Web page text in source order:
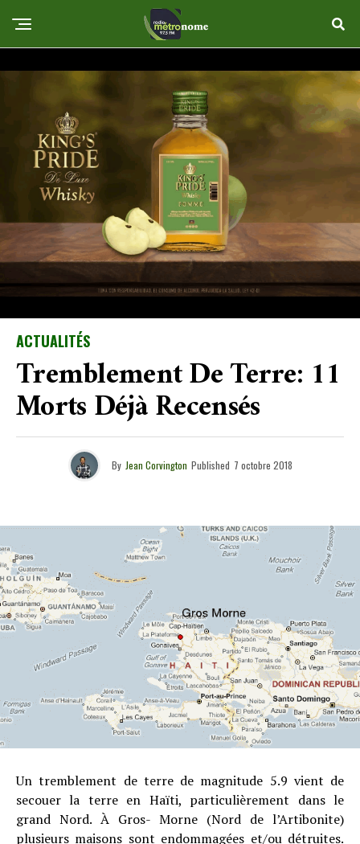
ACTUALITÉS
Tremblement De Terre: 11
Morts Déjà Recensés
By Jean Corvington Published 7 octobre 2018
Un tremblement de terre de magnitude 5.9 vient de
secouer la terre en Haïti, particulièrement dans le
grand Nord. À Gros- Morne (Nord de l’Artibonite)
plusieurs maisons sont endommagées et/ou détruites.